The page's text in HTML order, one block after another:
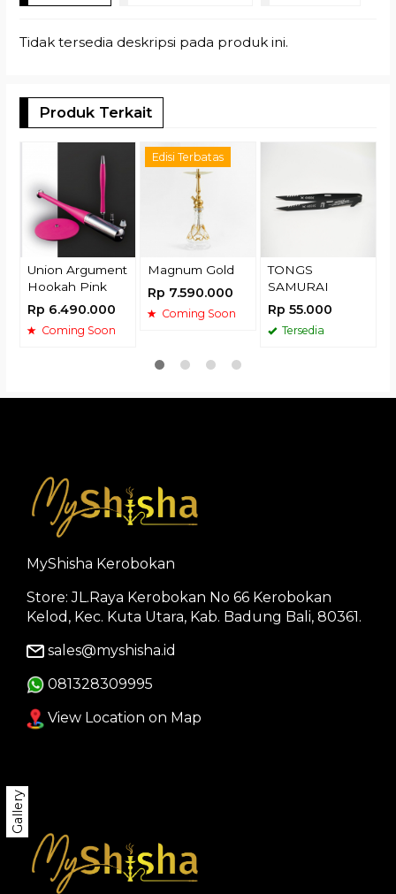
Tidak tersedia deskripsi pada produk ini.
Produk Terkait
Union Argument
Hookah Pink
Rp 6.490.000
Coming Soon
Edisi Terbatas
Magnum Gold
Rp 7.590.000
Coming Soon
TONGS
SAMURAI
Rp 55.000
Tersedia
Gallery
MyShisha Kerobokan
Store: JL.Raya Kerobokan No 66 Kerobokan
Kelod, Kec. Kuta Utara, Kab. Badung Bali, 80361.
sales@myshisha.id
081328309995
View Location on Map